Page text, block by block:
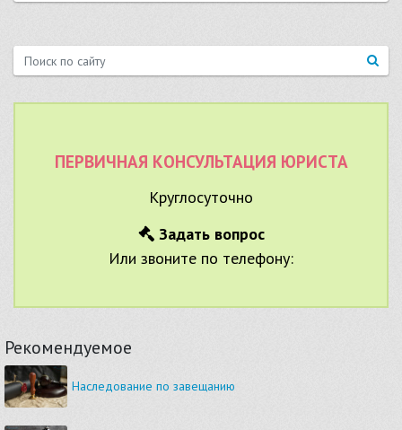
ПЕРВИЧНАЯ КОНСУЛЬТАЦИЯ ЮРИСТА
Круглосуточно
Задать вопрос
Или звоните по телефону:
Рекомендуемое
Наследование по завещанию